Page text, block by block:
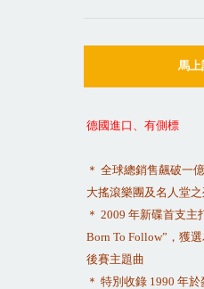
馬
德國進口、有側標
＊ 全球總銷售飆破一
大搖滾樂團及名人堂之
＊ 2009 年新碟首支主
Born To Follow” ，獲
後賽主題曲
＊ 特別收錄 1990 年於